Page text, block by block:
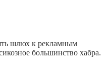
шлюх к рекламным
большинство хабра.